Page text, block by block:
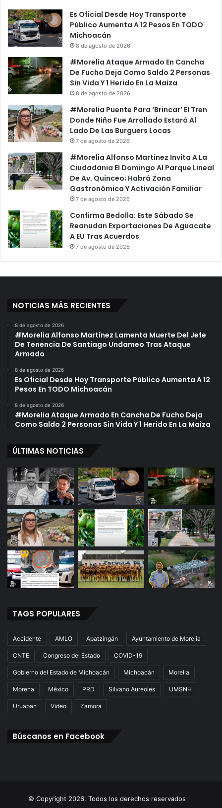
Es Oficial Desde Hoy Transporte
Público Aumenta A 12 Pesos En TODO
Michoacán
8 de agosto de 2026
#Morelia Ataque Armado En Cancha
De Fucho Deja Como Saldo 2 Personas
Sin Vida Y 1 Herido En La Maiza
8 de agosto de 2026
#Morelia Puente Para ‘Brincar’ El Tren
Donde Niño Fue Arrollado Estará Al
Lado De Las Burguers Locas
7 de agosto de 2026
#Morelia Alfonso Martínez Invita A La
Ciudadania El Domingo Al Parque Lineal
De Av. Quinceo; Habrá Zona
Gastronómica Y Activación Familiar
7 de agosto de 2026
Confirma Bedolla: Este Sábado Se
Reanudan Exportaciones De Aguacate
A EU Tras Acuerdos
7 de agosto de 2026
NOTICIAS MÁS RECIENTES
8 de agosto de 2026
#Morelia Alfonso Martínez Lamenta Muerte Del Jefe
De Tenencia De Santiago Undameo Tras Ataque
Armado
8 de agosto de 2026
Es Oficial Desde Hoy Transporte Público Aumenta A 12
Pesos En TODO Michoacán
8 de agosto de 2026
#Morelia Ataque Armado En Cancha De Fucho Deja
Como Saldo 2 Personas Sin Vida Y 1 Herido En La Maiza
ÚLTIMAS NOTICIAS
TAGS POPULARES
Accidente AMLO Apatzingán Ayuntamiento de Morelia
CNTE Congreso del Estado COVID-19
Gobierno del Estado de Michoacán Michoacán Morelia
Morena México PRD Silvano Aureoles UMSNH
Uruapan Video Zamora
Búscanos en Facebook
© Copyright 2026. Todos los derechos reservados